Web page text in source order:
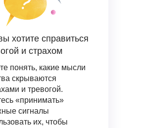
хотите справиться
и страхом
понять, какие мысли
скрываются
и тревогой.
«принимать»
сигналы
их, чтобы